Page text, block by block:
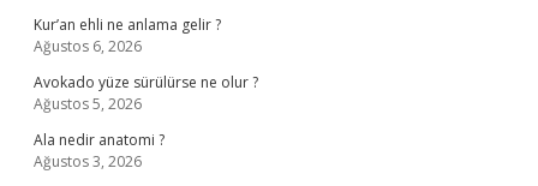
Kur’an ehli ne anlama gelir ?
Ağustos 6, 2026
Avokado yüze sürülürse ne olur ?
Ağustos 5, 2026
Ala nedir anatomi ?
Ağustos 3, 2026